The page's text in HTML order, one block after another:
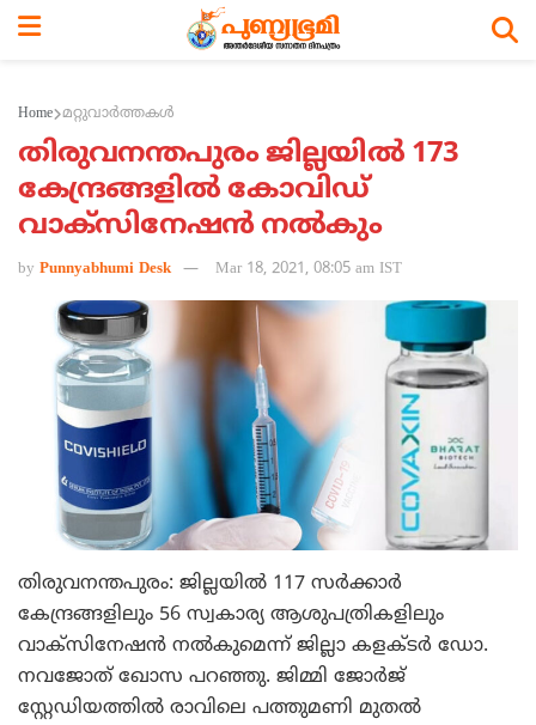
Home മറ്റുവാര്‍ത്തകള്‍
തിരുവനന്തപുരം ജില്ലയില്‍ 173
കേന്ദ്രങ്ങളില്‍ കോവിഡ്
വാക്സിനേഷന്‍ നല്‍കും
by Punnyabhumi Desk Mar 18, 2021, 08:05 am IST
തിരുവനന്തപുരം: ജില്ലയില്‍ 117 സര്‍ക്കാര്‍
കേന്ദ്രങ്ങളിലും 56 സ്വകാര്യ ആശുപത്രികളിലും
വാക്സിനേഷന്‍ നല്‍കുമെന്ന് ജില്ലാ കളക്ടര്‍ ഡോ.
നവജോത് ഖോസ പറഞ്ഞു. ജിമ്മി ജോര്‍ജ്
സ്റ്റേഡിയത്തില്‍ രാവിലെ പത്തുമണി മുതല്‍